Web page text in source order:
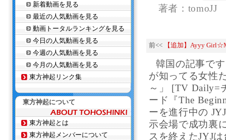
著者：tomoJJ
前<< 【追加】Ayyy
韓国の記事で
が知ってる女性
～」 [TV Daily=
ード『The
ーを進行中の
示会場で成功裏
スを終えたJYJ
新着動画を見る
最近の人気動画を見る
動画トータルランキングを見る
今日の人気動画を見る
今週の人気動画を見る
今月の人気動画を見る
東方神起リンク集
東方神起について
東方神起とは
東方神起メンバーについて